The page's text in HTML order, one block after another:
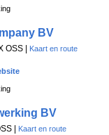
BV
OSS | Kaart en route
BV
| Kaart en route